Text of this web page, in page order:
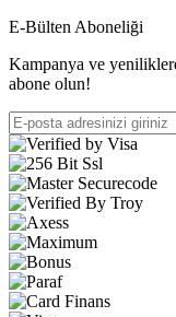
E-Bülten Aboneliği
Kampanya ve
abone olun!